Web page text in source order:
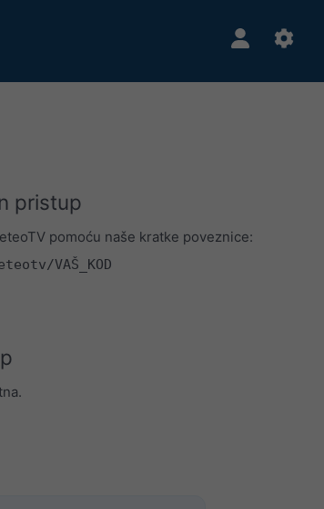
pristup
pomoću naše kratke poveznice:
VAŠ_KOD